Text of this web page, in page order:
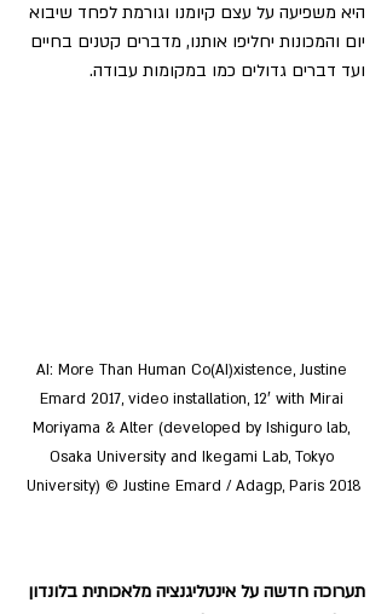
היא משפיעה על עצם קיומנו וגורמת לפחד שיבוא
יום והמכונות יחליפו אותנו, מדברים קטנים בחיים
ועד דברים גדולים כמו במקומות עבודה.
AI: More Than Human Co(AI)xistence, Justine
Emard 2017, video installation, 12′ with Mirai
Moriyama & Alter (developed by Ishiguro lab,
Osaka University and Ikegami Lab, Tokyo
University) © Justine Emard / Adagp, Paris 2018
תערוכה חדשה על אינטליגנציה מלאכותית בלונדון